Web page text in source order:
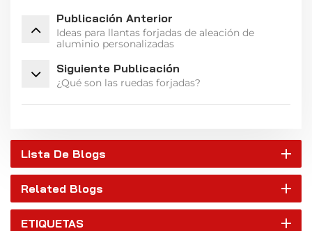
Publicación Anterior
Ideas para llantas forjadas de aleación de
aluminio personalizadas
Siguiente Publicación
¿Qué son las ruedas forjadas?
Lista De Blogs
Related Blogs
ETIQUETAS